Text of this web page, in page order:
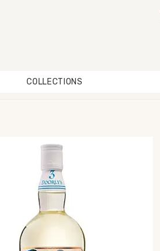
COLLECTIONS